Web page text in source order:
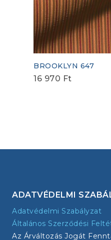
BROOKLYN 647
16 970 Ft
ADATVÉDELMI
Adatvédelmi Szabályzat
Általános Szerződési
Az Árváltozás Jogát